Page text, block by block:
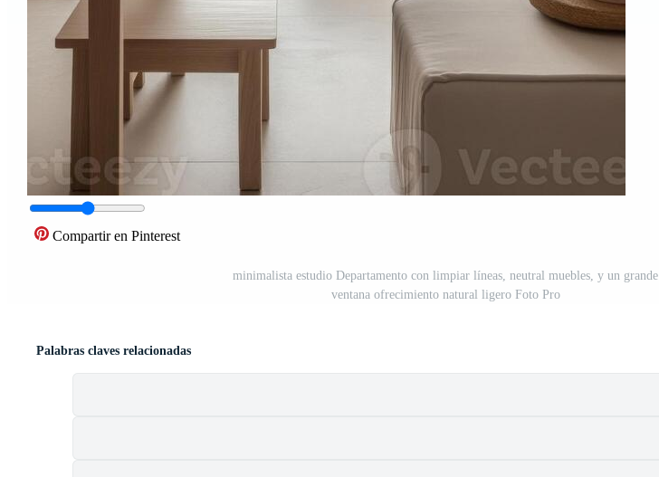
Compartir en Pinterest
minimalista estudio Departamento con limpiar líneas, neutral muebles, y un grande
ventana ofrecimiento natural ligero Foto Pro
Palabras claves relacionadas